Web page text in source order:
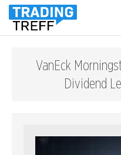
VanEck
Dividend